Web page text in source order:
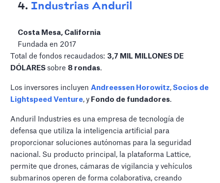
4. Industrias Anduril
Costa Mesa, California
Fundada en 2017
Total de fondos recaudados: 3,7 MIL MILLONES DE
DÓLARESsobre 8 rondas.
Los inversores incluyenAndreessen Horowitz, Socios de
Lightspeed Venture, y Fondo de fundadores.
Anduril Industries es una empresa de tecnología de
defensa que utiliza la inteligencia artificial para
proporcionar soluciones autónomas para la seguridad
nacional. Su producto principal, la plataforma Lattice,
permite que drones, cámaras de vigilancia y vehículos
submarinos operen de forma colaborativa, creando